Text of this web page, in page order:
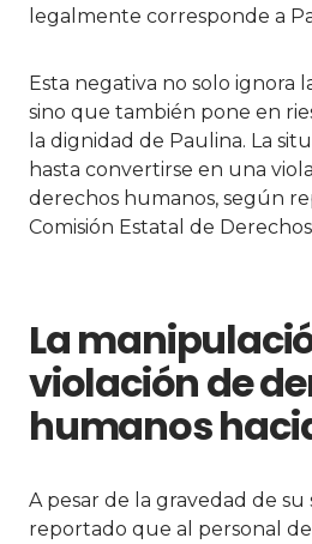
legalmente corresponde a
Esta negativa no solo ignora
sino que también pone en
la dignidad de Paulina. La
hasta convertirse en una
derechos humanos, según
Comisión Estatal de
La
violación de
humanos
A pesar de la gravedad de su
reportado que al personal